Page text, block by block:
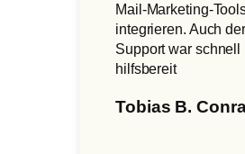
Mail-Marketing-
integrieren. Auch der
Support war schnell
hilfsbereit
Tobias B.